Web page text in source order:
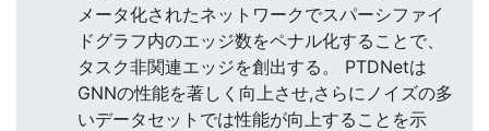
メータ化されたネットワークでスパーシファイ
ドグラフ内のエッジ数をペナル化することで、
タスク非関連エッジを創出する。 PTDNetは
GNNの性能を著しく向上させ,さらにノイズの多
いデータセットでは性能が向上することを示